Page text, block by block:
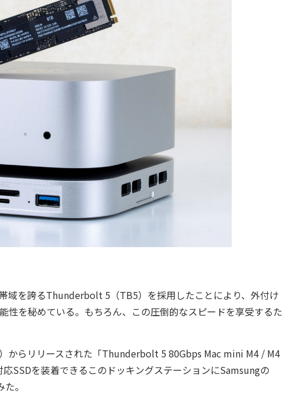
域を誇るThunderbolt 5（TB5）を採用したことにより、外付け
性を秘めている。もちろん、この圧倒的なスピードを享受するた
からリリースされた「Thunderbolt 5 80Gbps Mac mini M4 / M4
SSDを装着できるこのドッキングステーションにSamsungの
。